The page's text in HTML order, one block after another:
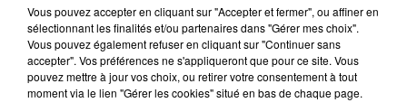
Des vitres tombent de la tour
Vous pouvez accepter en cliquant sur "Accepter et fermer", ou affiner en
sélectionnant les finalités et/ou partenaires dans "Gérer mes choix".
Vous pouvez également refuser en cliquant sur "Continuer sans
accepter". Vos préférences ne s'appliqueront que pour ce site. Vous
pouvez mettre à jour vos choix, ou retirer votre consentement à tout
moment via le lien "Gérer les cookies" situé en bas de chaque page.